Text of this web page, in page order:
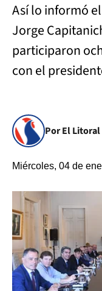
Así lo informó
Jorge
participaron
con el
Por El Litoral
Miércoles, 04 de